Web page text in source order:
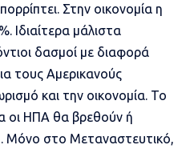
Στην οικονομία η
Ιδιαίτερα μάλιστα
δασμοί με διαφορά
τους Αμερικανούς
και την οικονομία. Το
οι ΗΠΑ θα βρεθούν ή
Μόνο στο Μεταναστευτικό,